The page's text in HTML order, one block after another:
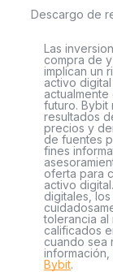
Descargo de
Las
compra de
implican un
activo
futuro. Bybit
resultados
precios y
de fuentes
fines
oferta para
activo
digitales,
tolerancia
calificados
cuando sea
información,
Bybit.